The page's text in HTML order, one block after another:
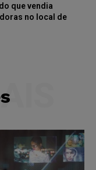
que vendia
no local de